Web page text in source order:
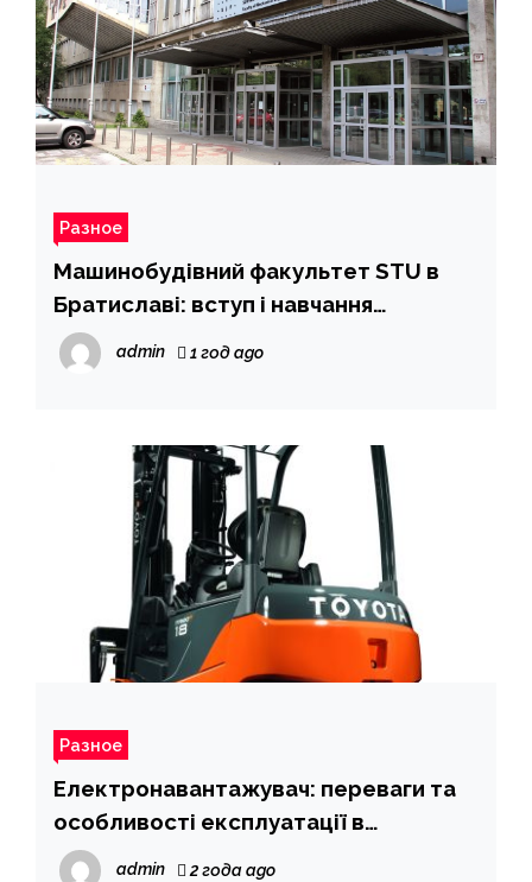
Разное
Машинобудівний факультет STU в
Братиславі: вступ і навчання
безкоштовно
admin 1 год ago
Разное
Електронавантажувач: переваги та
особливості експлуатації в
складських умовах
admin 2 года ago